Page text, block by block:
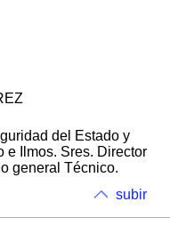
del Estado y
e Ilmos. Sres. Director
general Técnico.
subir